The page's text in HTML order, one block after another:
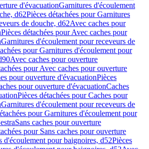
d'évacuationGarnitures d'écoulement
d62Pièces détachées pour Garnitures
de douche, d62Avec caches pour
Pièces détachées pour Avec caches pour
Garnitures d'écoulement pour receveurs de
pour Garnitures d'écoulement pour
Avec caches pour ouverture
pour Avec caches pour ouverture
pour ouverture d'évacuationPièces
pour ouverture d'évacuationCaches
Pièces détachées pour Caches pour
Garnitures d'écoulement pour receveurs de
pour Garnitures d'écoulement pour
Sans caches pour ouverture
pour Sans caches pour ouverture
d'écoulement pour baignoires, d52Pièces